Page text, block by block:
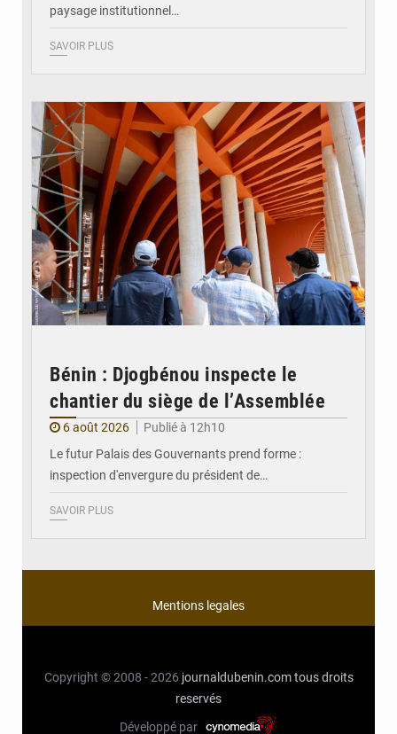
paysage institutionnel…
SAVOIR PLUS
Bénin : Djogbénou inspecte le
chantier du siège de l’Assemblée
6 août 2026
Publié à 12h10
Le futur Palais des Gouvernants prend forme :
inspection d'envergure du président de…
SAVOIR PLUS
Mentions legales
Copyright © 2008 - 2026 journaldubenin.com tous droits
reservés
Développé par